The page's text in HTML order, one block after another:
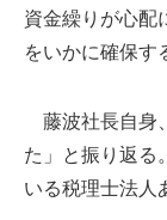
資金繰りが心配
をいかに確保す
藤波社長自身
た」と振り返る
いる税理士法人